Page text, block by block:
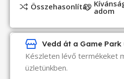
Összehasonlítás adom
Vedd át a Game Park
Készleten lévő termékeket
üzletünkben.